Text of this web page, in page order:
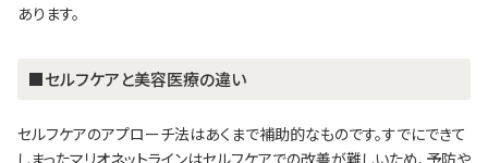
あります。
■セルフケアと美容医療の違い
セルフケアのアプローチ法はあくまで補助的なものです。すでにできて
しまったマリオネットラインはセルフケアでの改善が難しいため、予防や